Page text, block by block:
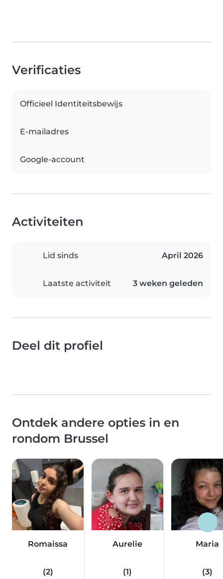
Verificaties
Officieel Identiteitsbewijs
E-mailadres
Google-account
Activiteiten
Lid sinds April 2026
Laatste activiteit 3 weken geleden
Deel dit profiel
Ontdek andere opties in en
rondom Brussel
Romaissa
(2)
Aurelie
(1)
Maria
(3)